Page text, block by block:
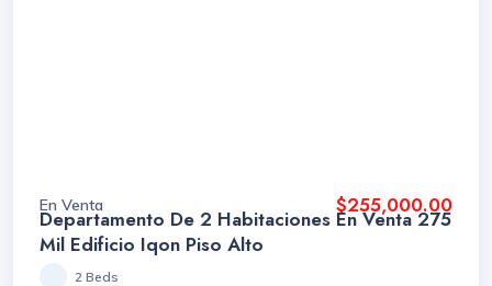
En Venta $255,000.00
Departamento De 2 Habitaciones En Venta 275
Mil Edificio Iqon Piso Alto
2 Beds